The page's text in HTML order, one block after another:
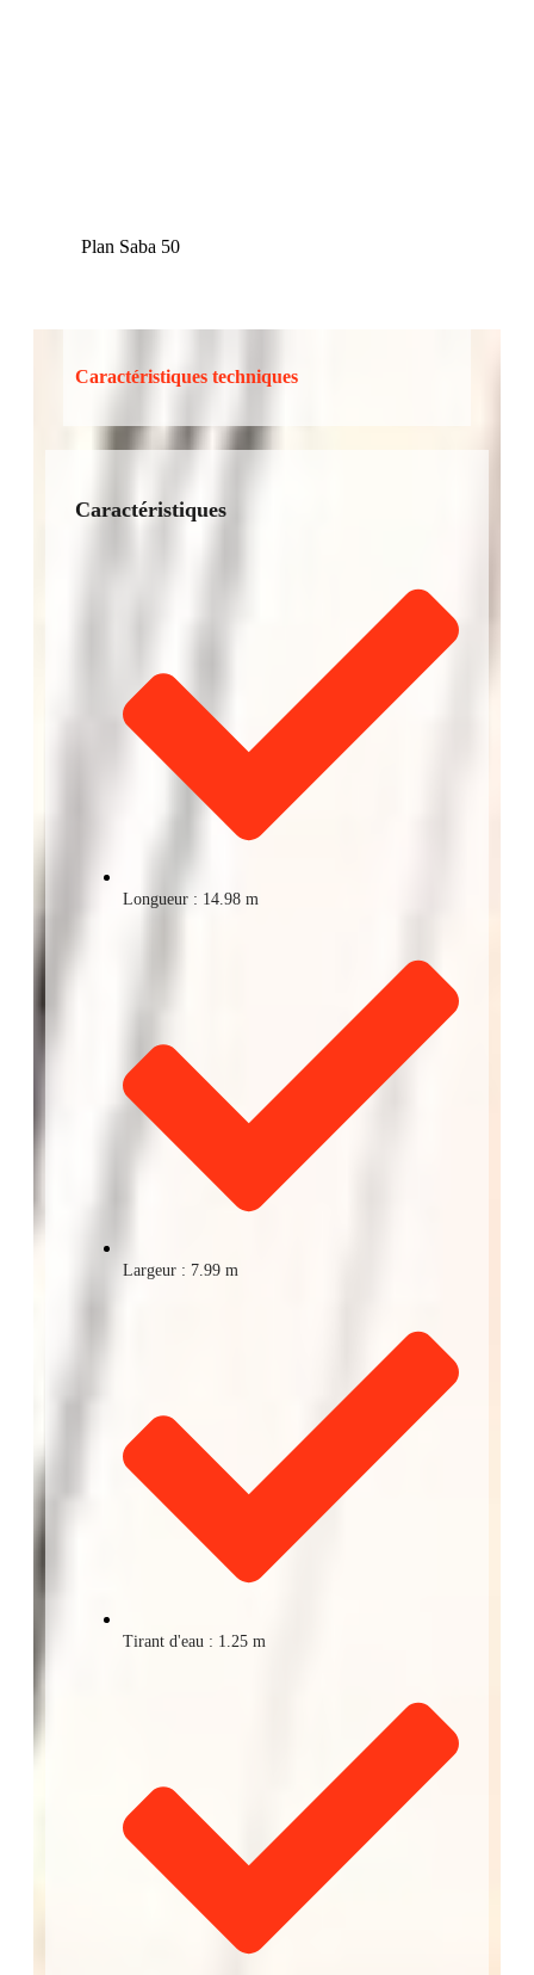
Plan Saba 50
Caractéristiques techniques
Caractéristiques
Longueur : 14.98 m
Largeur : 7.99 m
Tirant d'eau : 1.25 m